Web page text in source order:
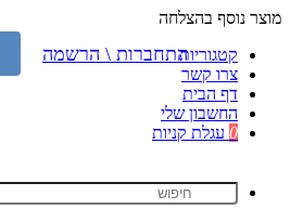
מוצר נוסף בהצלחה
קטגוריות
צרו קשר
דף הבית
החשבון שלי
0 עגלת קניות
התחברות \ הרשמה